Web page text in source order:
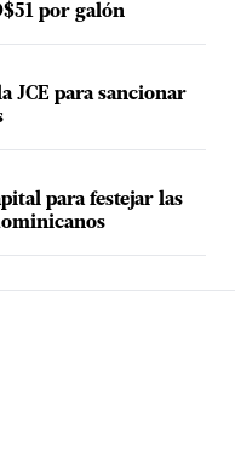
por galón
JCE para sancionar
para festejar las